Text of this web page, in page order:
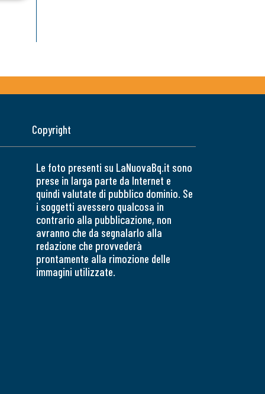
Copyright
Le foto presenti su LaNuovaBq.it sono
prese in larga parte da Internet e
quindi valutate di pubblico dominio. Se
i soggetti avessero qualcosa in
contrario alla pubblicazione, non
avranno che da segnalarlo alla
redazione che provvederà
prontamente alla rimozione delle
immagini utilizzate.